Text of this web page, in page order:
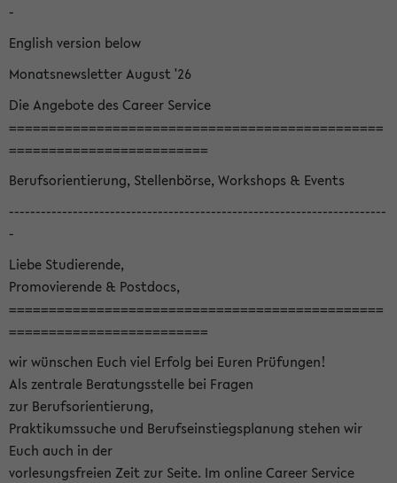
-
English version below
Monatsnewsletter August '26
Die Angebote des Career Service
===============================================
=========================
Berufsorientierung, Stellenbörse, Workshops & Events
-----------------------------------------------------------------------
-
Liebe Studierende,
Promovierende & Postdocs,
===============================================
=========================
wir wünschen Euch viel Erfolg bei Euren Prüfungen!
Als zentrale Beratungsstelle bei Fragen
zur Berufsorientierung,
Praktikumssuche und Berufseinstiegsplanung stehen wir
Euch auch in der
vorlesungsfreien Zeit zur Seite. Im online Career Service